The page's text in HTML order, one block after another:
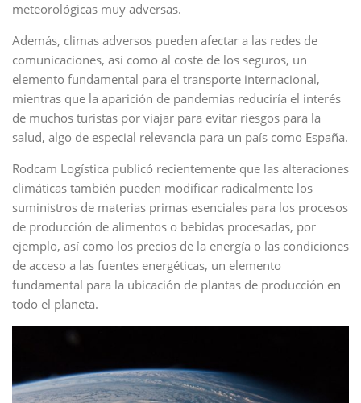
meteorológicas muy adversas.
Además, climas adversos pueden afectar a las redes de
comunicaciones, así como al coste de los seguros, un
elemento fundamental para el transporte internacional,
mientras que la aparición de pandemias reduciría el interés
de muchos turistas por viajar para evitar riesgos para la
salud, algo de especial relevancia para un país como España.
Rodcam Logística publicó recientemente que las alteraciones
climáticas también pueden modificar radicalmente los
suministros de materias primas esenciales para los procesos
de producción de alimentos o bebidas procesadas, por
ejemplo, así como los precios de la energía o las condiciones
de acceso a las fuentes energéticas, un elemento
fundamental para la ubicación de plantas de producción en
todo el planeta.